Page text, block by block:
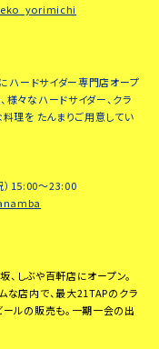
ハードサイダー専門店オープ
様々なハードサイダー、クラ
料理を たんまりご用意してい
15:00～23:00
しぶや百軒店にオープン。
な店内で、最大21TAPのクラ
ールの販売も。一期一会の出